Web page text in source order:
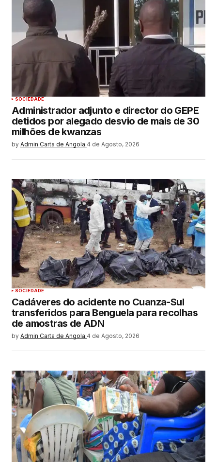
SOCIEDADE
Administrador adjunto e director do GEPE
detidos por alegado desvio de mais de 30
milhões de kwanzas
by Admin Carta de Angola.4 de Agosto, 2026
SOCIEDADE
Cadáveres do acidente no Cuanza-Sul
transferidos para Benguela para recolhas
de amostras de ADN
by Admin Carta de Angola.4 de Agosto, 2026